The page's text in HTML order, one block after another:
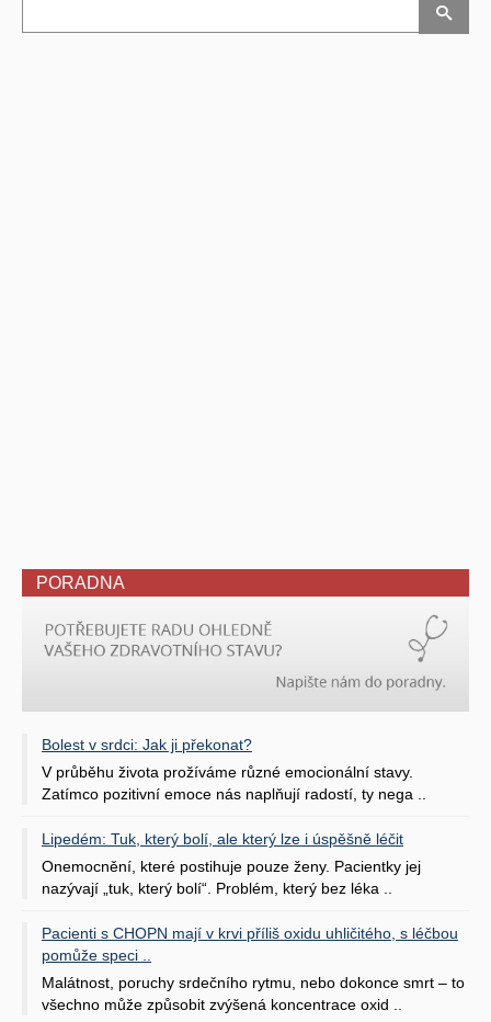
PORADNA
Bolest v srdci: Jak ji překonat?
V průběhu života prožíváme různé emocionální stavy.
Zatímco pozitivní emoce nás naplňují radostí, ty nega ..
Lipedém: Tuk, který bolí, ale který lze i úspěšně léčit
Onemocnění, které postihuje pouze ženy. Pacientky jej
nazývají „tuk, který bolí“. Problém, který bez léka ..
Pacienti s CHOPN mají v krvi příliš oxidu uhličitého, s léčbou
pomůže speci ..
Malátnost, poruchy srdečního rytmu, nebo dokonce smrt – to
všechno může způsobit zvýšená koncentrace oxid ..